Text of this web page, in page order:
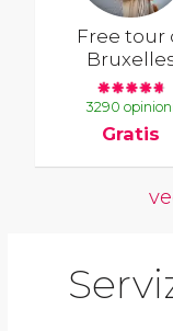
Free tour
3290 opinioni
Gratis